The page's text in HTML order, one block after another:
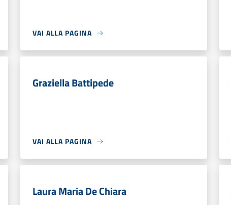
VAI ALLA PAGINA
Graziella Battipede
VAI ALLA PAGINA
Laura Maria De Chiara